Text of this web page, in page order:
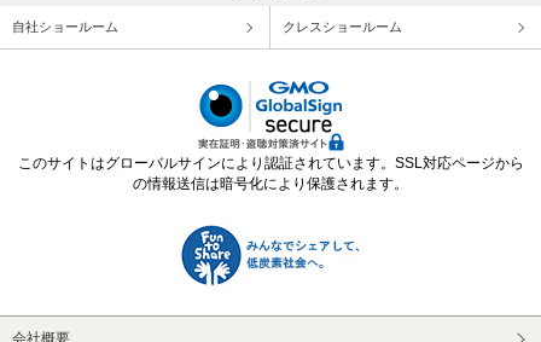
自社ショールーム クレスショールーム
このサイトはグローバルサインにより認証されています。SSL対応ページから
の情報送信は暗号化により保護されます。